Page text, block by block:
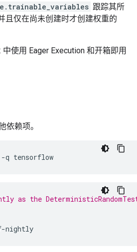
跟踪其所
且仅在尚未创建时才创建权重的
使用 Eager Execution 和开箱即用
依赖项。
-q tensorflow
as the
nightly